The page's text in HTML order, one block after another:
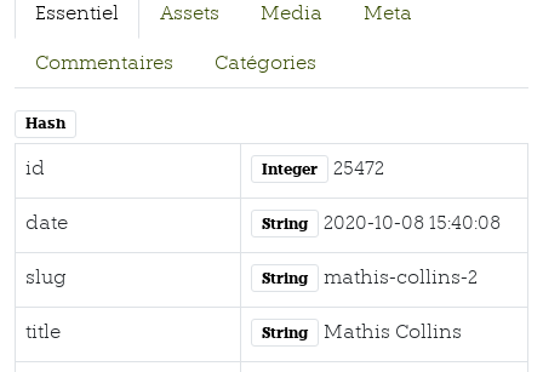
Essentiel Assets Media Meta
Commentaires Catégories
Hash
id Integer 25472
date String 2020-10-08 15:40:08
slug String mathis-collins-2
title String Mathis Collins